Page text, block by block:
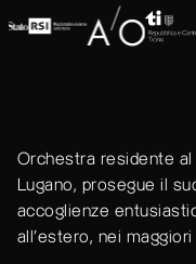
Orchestra residente al
Lugano, prosegue il
accoglienze
all'estero, nei